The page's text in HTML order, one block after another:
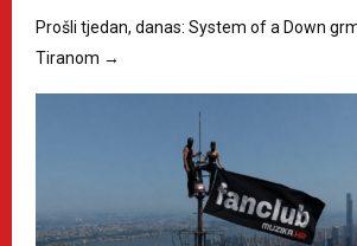
Prošli tjedan, danas: System of a Down
Tiranom →